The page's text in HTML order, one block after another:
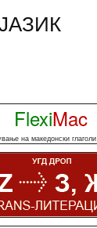
FlexiMac
на македонски глаголи